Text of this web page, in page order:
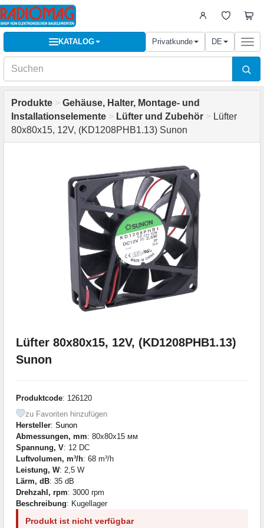
KATALOG Privatkunde DE
Produkte > Gehäuse, Halter, Montage- und
Installationselemente > Lüfter und Zubehör > Lüfter
80x80x15, 12V, (KD1208PHB1.13) Sunon
Lüfter 80x80x15, 12V, (KD1208PHB1.13)
Sunon
Produktcode: 126120
zu Favoriten hinzufügen
Hersteller: Sunon
Abmessungen, mm: 80x80x15 мм
Spannung, V: 12 DC
Luftvolumen, m³/h: 68 m³/h
Leistung, W: 2,5 W
Lärm, dB: 35 dB
Drehzahl, rpm: 3000 rpm
Beschreibung: Kugellager
Produkt ist nicht verfügbar